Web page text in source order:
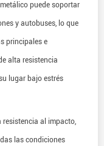
puede soportar
y autobuses, lo que
principales e
alta resistencia
lugar bajo estrés
resistencia al impacto,
las condiciones